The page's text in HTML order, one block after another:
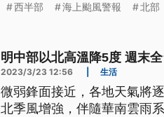
西半部 海上颱風警報 北部
明中部以北高溫降5度 週末
2023/3/23 12:56 生活
微弱鋒面接近，各地天氣將
北季風增強，伴隨華南雲雨